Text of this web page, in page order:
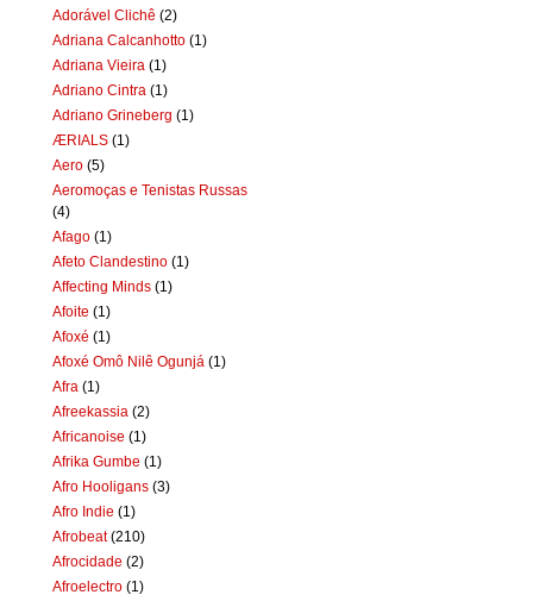
Adorável Clichê (2)
Adriana Calcanhotto (1)
Adriana Vieira (1)
Adriano Cintra (1)
Adriano Grineberg (1)
ÆRIALS (1)
Aero (5)
Aeromoças e Tenistas Russas
(4)
Afago (1)
Afeto Clandestino (1)
Affecting Minds (1)
Afoite (1)
Afoxé (1)
Afoxé Omô Nilê Ogunjá (1)
Afra (1)
Afreekassia (2)
Africanoise (1)
Afrika Gumbe (1)
Afro Hooligans (3)
Afro Indie (1)
Afrobeat (210)
Afrocidade (2)
Afroelectro (1)